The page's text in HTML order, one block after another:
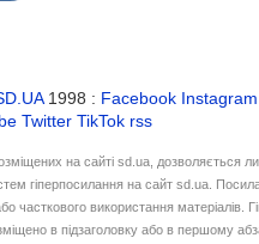
1998 : Facebook Instagram
Twitter TikTok rss
на сайті sd.ua, дозволяється
гіперпосилання на сайт sd.ua.
часткового використання матеріалів.
в підзаголовку або в першому